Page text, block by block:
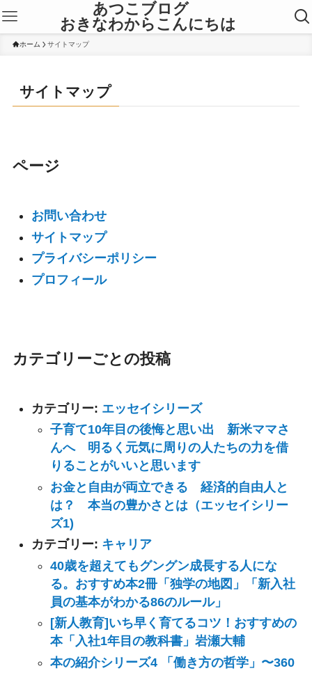
あつこブログ
おきなわからこんにちは
ホーム サイトマップ
サイトマップ
ページ
お問い合わせ
サイトマップ
プライバシーポリシー
プロフィール
カテゴリーごとの投稿
カテゴリー: エッセイシリーズ
子育て10年目の後悔と思い出 新米ママさ
んへ 明るく元気に周りの人たちの力を借
りることがいいと思います
お金と自由が両立できる 経済的自由人と
は？ 本当の豊かさとは（エッセイシリー
ズ1)
カテゴリー: キャリア
40歳を超えてもグングン成長する人にな
る。おすすめ本2冊「独学の地図」「新入社
員の基本がわかる86のルール」
[新人教育]いち早く育てるコツ！おすすめの
本「入社1年目の教科書」岩瀬大輔
本の紹介シリーズ4 「働き方の哲学」〜360